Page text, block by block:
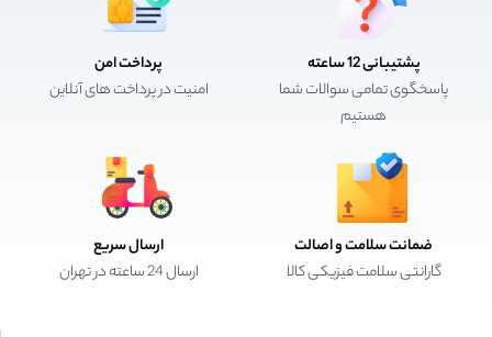
پشتیبانی 12 ساعته
پاسخگوی تمامی سوالات شما
هستیم
پرداخت امن
امنیت در پرداخت های آنلاین
ضمانت سلامت و اصالت
گارانتی سلامت فیزیکی کالا
ارسال سریع
ارسال 24 ساعته در تهران